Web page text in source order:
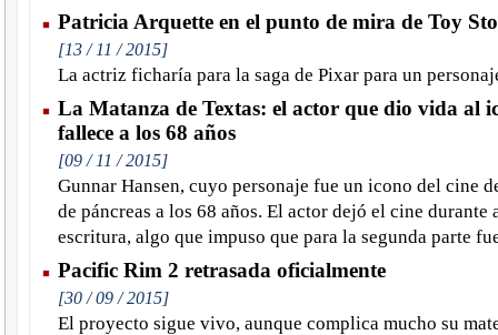
Patricia Arquette en el punto de mira de Toy
[13 / 11 / 2015]
La actriz ficharía para la saga de Pixar para un
La Matanza de Textas: el actor que dio vida al
fallece a los 68 años
[09 / 11 / 2015]
Gunnar Hansen, cuyo personaje fue un icono del cine
de páncreas a los 68 años. El actor dejó el cine durante
escritura, algo que impuso que para la segunda parte
Pacific Rim 2 retrasada oficialmente
[30 / 09 / 2015]
El proyecto sigue vivo, aunque complica mucho su